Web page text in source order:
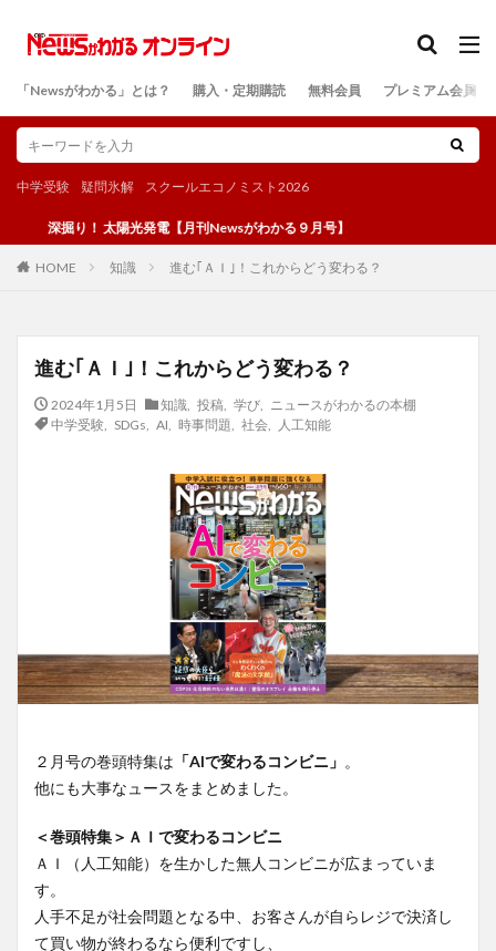
「Newsがわかる」とは？ 購入・定期購読 無料会員 プレミアム会員
中学受験 疑問氷解 スクールエコノミスト2026
掘り！ 太陽光発電【月刊Newsがわかる９月号】
HOME 知識 進む｢ＡＩ｣！これからどう変わる？
進む｢ＡＩ｣！これからどう変わる？
2024年1月5日 知識 投稿 学び
ニュースがわかるの本棚
中学受験, SDGs AI 時事問題 社会, 人工知能
２月号の巻頭特集は 「AIで変わるコンビニ」 。
他にも大事なュースをまとめました。
＜巻頭特集＞ＡＩで変わるコンビニ
ＡＩ（人工知能）を生かした無人コンビニが広まっていま
す。
人手不足が社会問題となる中、お客さんが自らレジで決済し
て買い物が終わるなら便利ですし、
検索